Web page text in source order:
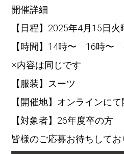
開催詳細
【日程】2025年4月15日火
【時間】14時〜 16時〜
※内容は同じです
【服装】スーツ
【開催地】オンラインにて
【対象者】26年度卒の方
皆様のご応募お待ちしてお